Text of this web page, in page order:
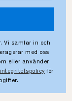
Vi samlar in och
med oss
eller använder
integritetspolicy för